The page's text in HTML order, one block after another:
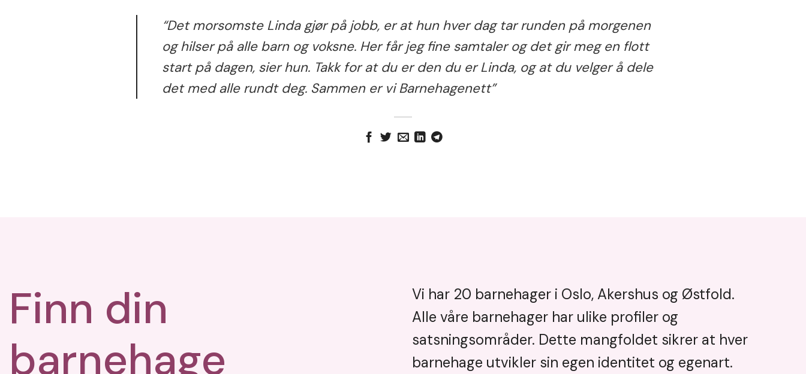
“Det morsomste Linda gjør på jobb, er at hun hver dag tar runden på morgenen
og hilser på alle barn og voksne. Her får jeg fine samtaler og det gir meg en flott
start på dagen, sier hun. Takk for at du er den du er Linda, og at du velger å dele
det med alle rundt deg. Sammen er vi Barnehagenett”
Finn din
barnehage
Vi har 20 barnehager i Oslo, Akershus og Østfold.
Alle våre barnehager har ulike profiler og
satsningsområder. Dette mangfoldet sikrer at hver
barnehage utvikler sin egen identitet og egenart.